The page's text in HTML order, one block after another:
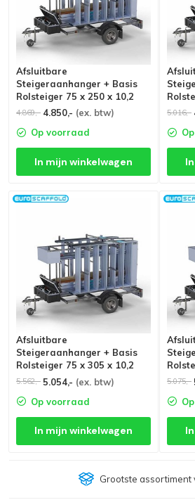
Afsluitbare
Steigeraanhanger + Basis
Rolsteiger 75 x 250 x 10,2
meter
4.869,- 4.850,- (ex. btw)
Op voorraad
In mijn winkelwagen
meter
5.016,-
Afsluitbare
Steigeraanhanger + Basis
Rolsteiger 75 x 305 x 10,2
meter
5.562,- 5.054,- (ex. btw)
Op voorraad
In mijn winkelwagen
meter
5.075,-
Grootste assortiment